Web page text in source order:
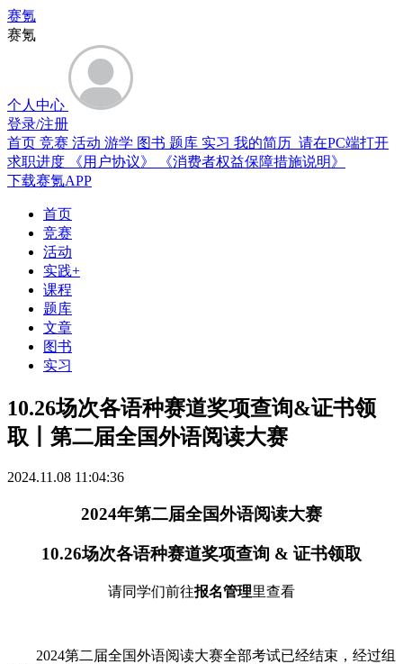
赛氪
赛氪
个人中心
登录/注册
首页 竞赛 活动 游学 图书 题库 实习 我的简历 请在PC端打开
求职进度
《用户协议》
《消费者权益保障措施说明》
下载赛氪APP
首页
竞赛
活动
实践+
课程
题库
文章
图书
实习
10.26场次各语种赛道奖项查询&证书领
取丨第二届全国外语阅读大赛
2024.11.08 11:04:36
2024年第二届全国外语阅读大赛
10.26场次各语种赛道奖项查询 & 证书领取
请同学们前往报名管理里查看
2024第二届全国外语阅读大赛全部考试已经结束，经过组